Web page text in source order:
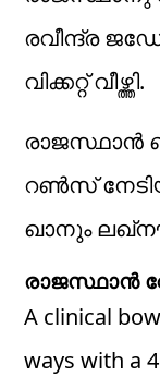
രവീന്ദ്ര
വിക്കറ്റ് വീഴ്ത്തി.
രാജസ്ഥാന്‍
റണ്‍സ്
ഖാനും
രാജസ്ഥാന്‍
A clinical
ways with a